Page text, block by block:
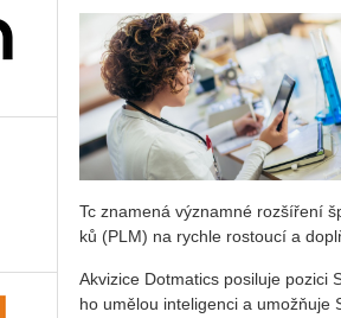
Tc zna­me­ná vý­znam­né roz­ší­ře­ní
ků (PLM) na rych­le ros­tou­cí a
Akvi­zi­ce Do­tma­tics po­si­lu­je
ho umě­lou in­te­li­gen­ci a umož­ňuje